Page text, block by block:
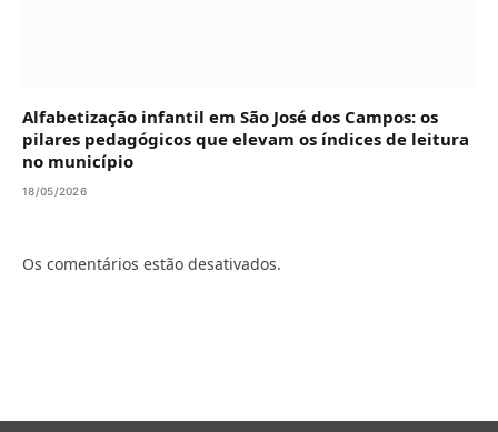
Alfabetização infantil em São José dos Campos: os
pilares pedagógicos que elevam os índices de leitura
no município
18/05/2026
Os comentários estão desativados.